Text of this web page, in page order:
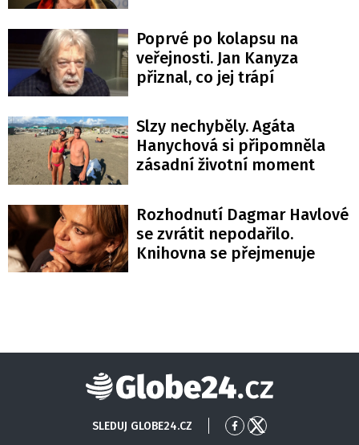
Poprvé po kolapsu na
veřejnosti. Jan Kanyza
přiznal, co jej trápí
Slzy nechyběly. Agáta
Hanychová si připomněla
zásadní životní moment
Rozhodnutí Dagmar Havlové
se zvrátit nepodařilo.
Knihovna se přejmenuje
Globe24
SLEDUJ GLOBE24.CZ
PřejítPřejít